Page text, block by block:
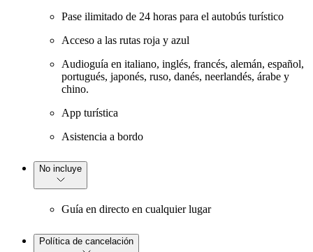
Pase ilimitado de 24 horas para el autobús turístico
Acceso a las rutas roja y azul
Audioguía en italiano, inglés, francés, alemán, español,
portugués, japonés, ruso, danés, neerlandés, árabe y
chino.
App turística
Asistencia a bordo
No incluye
Guía en directo en cualquier lugar
Política de cancelación